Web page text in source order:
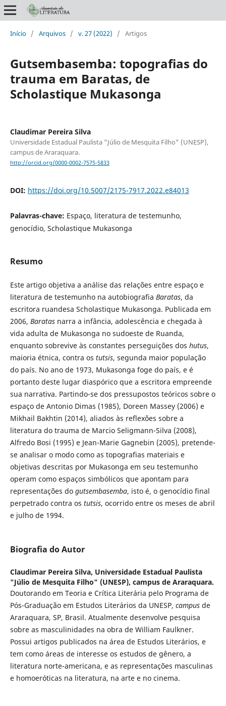
Início / Arquivos / v. 27 (2022) / Artigos
Gutsembasemba: topografias do
trauma em Baratas, de
Scholastique Mukasonga
Claudimar Pereira Silva
Universidade Estadual Paulista "Júlio de Mesquita Filho" (UNESP),
campus de Araraquara.
http://orcid.org/0000-0002-7575-5833
DOI: https://doi.org/10.5007/2175-7917.2022.e84013
Palavras-chave: Espaço, literatura de testemunho,
genocídio, Scholastique Mukasonga
Resumo
Este artigo objetiva a análise das relações entre espaço e
literatura de testemunho na autobiografia Baratas, da
escritora ruandesa Scholastique Mukasonga. Publicada em
2006, Baratasnarra a infância, adolescência e chegada à
vida adulta de Mukasonga no sudoeste de Ruanda,
enquanto sobrevive às constantes perseguições dos hutus,
maioria étnica, contra os tutsis, segunda maior população
do país. No ano de 1973, Mukasonga foge do país, e é
portanto deste lugar diaspórico que a escritora empreende
sua narrativa. Partindo-se dos pressupostos teóricos sobre o
espaço de Antonio Dimas (1985), Doreen Massey (2006) e
Mikhail Bakhtin (2014), aliados às reflexões sobre a
literatura do trauma de Marcio Seligmann-Silva (2008),
Alfredo Bosi (1995) e Jean-Marie Gagnebin (2005), pretende-
se analisar o modo como as topografias materiais e
objetivas descritas por Mukasonga em seu testemunho
operam como espaços simbólicos que apontam para
representações do gutsembasemba, isto é, o genocídio final
perpetrado contra os tutsis, ocorrido entre os meses de abril
e julho de 1994.
Biografia do Autor
Claudimar Pereira Silva, Universidade Estadual Paulista
"Júlio de Mesquita Filho" (UNESP), campus de Araraquara.
Doutorando em Teoria e Crítica Literária pelo Programa de
Pós-Graduação em Estudos Literários da UNESP, campusde
Araraquara, SP, Brasil. Atualmente desenvolve pesquisa
sobre as masculinidades na obra de William Faulkner.
Possui artigos publicados na área de Estudos Literários, e
tem como áreas de interesse os estudos de gênero, a
literatura norte-americana, e as representações masculinas
e homoeróticas na literatura, na arte e no cinema.